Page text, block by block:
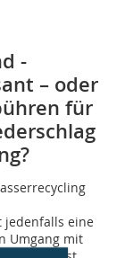
-
– oder
für
jedenfalls eine
Umgang mit